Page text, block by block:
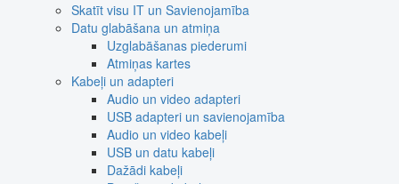
Skatīt visu IT un Savienojamība
Datu glabāšana un atmiņa
Uzglabāšanas piederumi
Atmiņas kartes
Kabeļi un adapteri
Audio un video adapteri
USB adapteri un savienojamība
Audio un video kabeļi
USB un datu kabeļi
Dažādi kabeļi